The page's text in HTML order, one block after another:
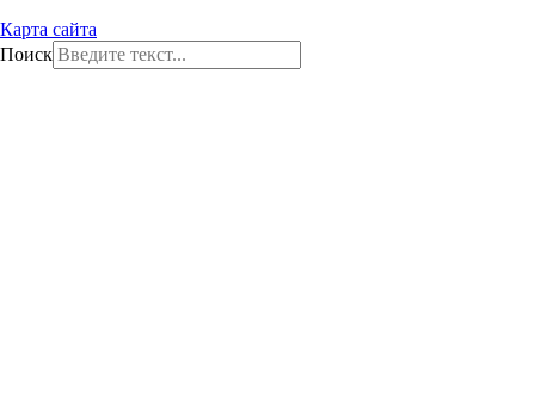
Карта сайта
Поиск